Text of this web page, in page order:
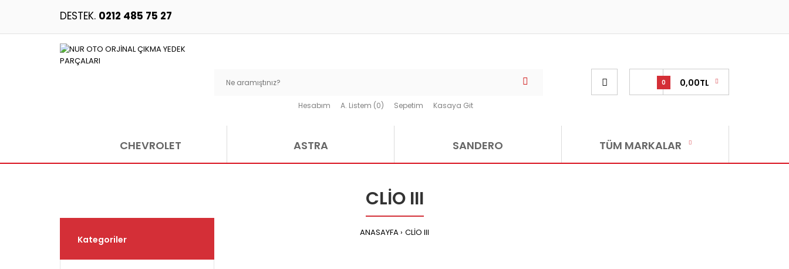
DESTEK. 0212 485 75 27
Hesabım A. Listem (0) Sepetim Kasaya Git
0 0,00TL
CHEVROLET ASTRA SANDERO TÜM MARKALAR
CLİO III
ANASAYFA CLİO III
Kategoriler